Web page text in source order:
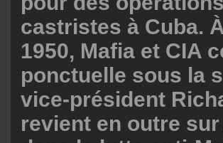
castristes à Cuba.
1950, Mafia et CIA
ponctuelle sous la
vice-président
revient en outre